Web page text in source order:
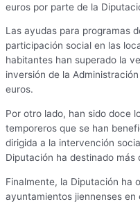
euros por parte de la
Las ayudas para programas
participación social en las
habitantes han superado la
inversión de la
euros.
Por otro lado, han sido doce
temporeros que se han
dirigida a la intervención
Diputación ha destinado más
Finalmente, la Diputación ha
ayuntamientos jiennenses